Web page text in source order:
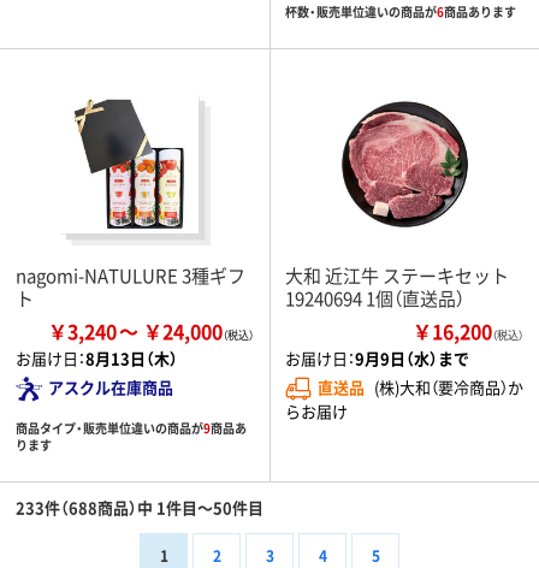
杯数・販売単位違いの商品が6商品あります
nagomi-NATULURE 3種ギフ
ト
￥3,240 ￥24,000
お届け日：8月13日（木）
アスクル在庫商品
商品タイプ・販売単位違いの商品が9商品あ
ります
大和 近江牛 ステーキセット
19240694 1個（直送品）
￥16,200（税込）
お届け日：9月9日（水）まで
直送品 (株)大和（要冷商品）か
らお届け
233件（688商品）中 1件目～50件目
1 2 3 4 5